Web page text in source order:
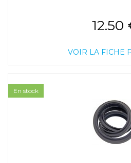
12.50
VOIR LA FICHE
En stock